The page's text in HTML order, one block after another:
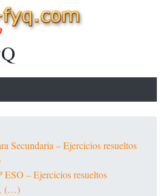
Secundaria – Ejercicios resueltos
ESO – Ejercicios resueltos
(…)